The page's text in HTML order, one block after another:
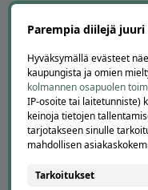
APUA JA
Peruuta tilaus
Asiakaspalvelu
Kuinka Offerilla
Usein kysytyt
Suosittele
TUTUSTU
Tietoa meistä
Parempia diilejä
Hyväksymällä evästeet
kaupungista ja omien
kolmannen osapuolen
IP-osoite tai laitetunniste)
keinoja tietojen
tarjotakseen sinulle
mahdollisen
Tarkoitukset